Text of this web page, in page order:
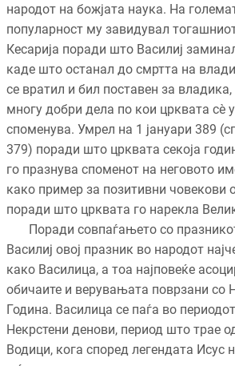
народот на божјата наука. На
популарност му завидувал
Кесарија поради што Василиј
каде што останал до смртта на
се вратил и бил поставен за
многу добри дела по кои црквата сè
споменува. Умрел на 1 јануари 389
379) поради што црквата секоја
го празнува споменот на неговото
како пример за позитивни човекови
поради што црквата го нарекла
Поради совпаѓањето со
Василиј овој празник во народот
како Василица, а тоа најповеќе
обичаите и верувањата поврзани со
Година. Василица се паѓа во
Некрстени денови, период што трае
Водици, кога според легендата Исус